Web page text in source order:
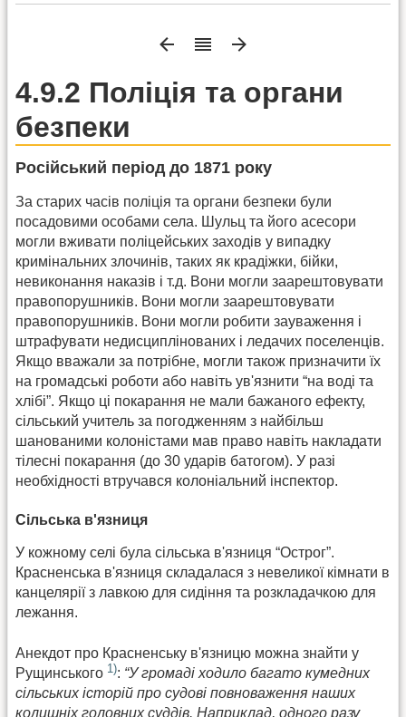
4.9.2 Поліція та органи
безпеки
Російський період до 1871 року
За старих часів поліція та органи безпеки були
посадовими особами села. Шульц та його асесори
могли вживати поліцейських заходів у випадку
кримінальних злочинів, таких як крадіжки, бійки,
невиконання наказів і т.д. Вони могли заарештовувати
правопорушників. Вони могли заарештовувати
правопорушників. Вони могли робити зауваження і
штрафувати недисциплінованих і ледачих поселенців.
Якщо вважали за потрібне, могли також призначити їх
на громадські роботи або навіть ув'язнити “на воді та
хлібі”. Якщо ці покарання не мали бажаного ефекту,
сільський учитель за погодженням з найбільш
шанованими колоністами мав право навіть накладати
тілесні покарання (до 30 ударів батогом). У разі
необхідності втручався колоніальний інспектор.
Сільська в'язниця
У кожному селі була сільська в'язниця “Острог”.
Красненська в'язниця складалася з невеликої кімнати в
канцелярії з лавкою для сидіння та розкладачкою для
лежання.
Анекдот про Красненську в'язницю можна знайти у
Рущинського 1): “У громаді ходило багато кумедних
сільських історій про судові повноваження наших
колишніх головних суддів. Наприклад, одного разу